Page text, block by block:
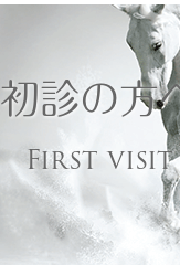
初診の方
First visit